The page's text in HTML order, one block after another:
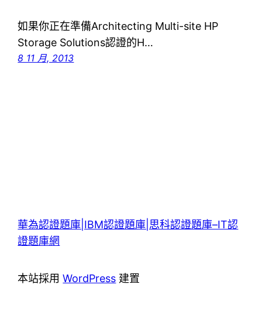
如果你正在準備Architecting Multi-site HP
Storage Solutions認證的H…
8 11 月, 2013
華為認證題庫|IBM認證題庫|思科認證題庫–IT認
證題庫網
本站採用WordPress 建置